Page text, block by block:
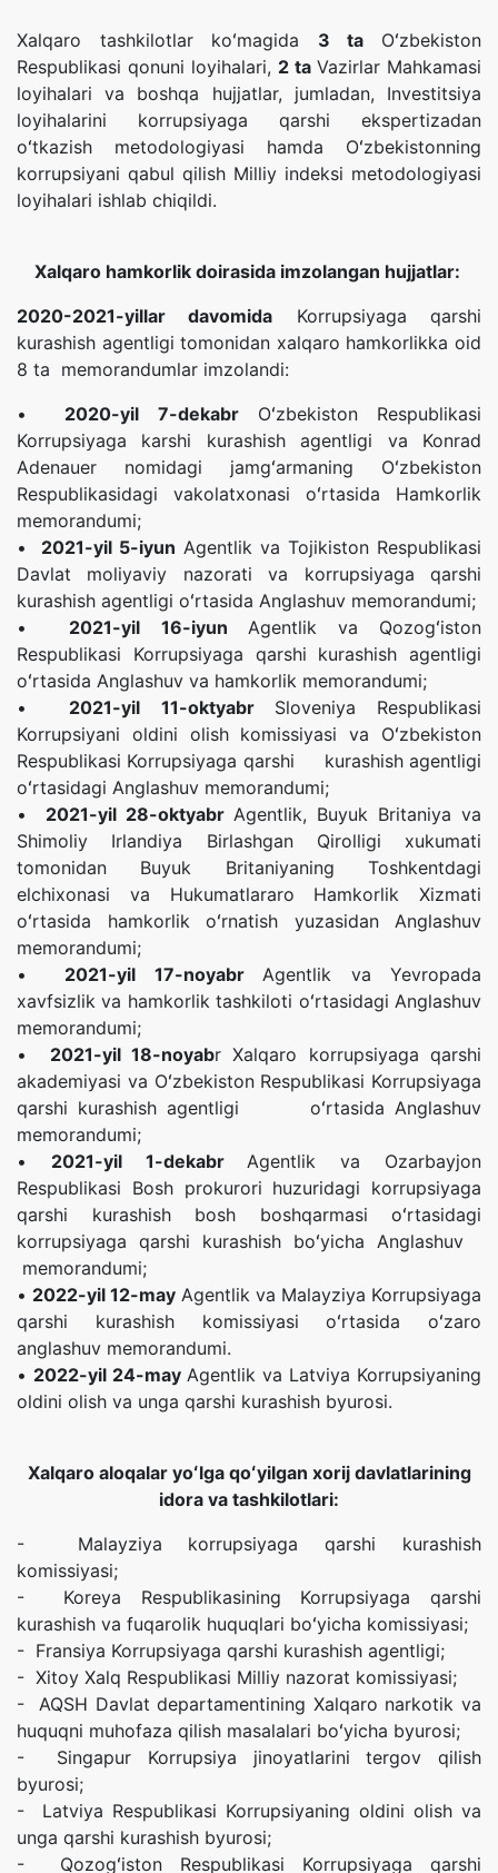
Xalqaro tashkilotlar koʻmagida 3 ta Oʻzbekiston
Respublikasi qonuni loyihalari, 2 ta Vazirlar Mahkamasi
loyihalari va boshqa hujjatlar, jumladan, Investitsiya
loyihalarini korrupsiyaga qarshi ekspertizadan
oʻtkazish metodologiyasi hamda Oʻzbekistonning
korrupsiyani qabul qilish Milliy indeksi metodologiyasi
loyihalari ishlab chiqildi.
Xalqaro hamkorlik doirasida imzolangan hujjatlar:
2020-2021-yillar davomida Korrupsiyaga qarshi
kurashish agentligi tomonidan xalqaro hamkorlikka oid
8 ta memorandumlar imzolandi:
• 2020-yil 7-dekabrOʻzbekiston Respublikasi
Korrupsiyaga karshi kurashish agentligi va Konrad
Adenauer nomidagi jamgʻarmaning Oʻzbekiston
Respublikasidagi vakolatxonasi oʻrtasida Hamkorlik
memorandumi;
•
2021-yil 5-iyun Agentlik va Tojikiston Respublikasi
Davlat moliyaviy nazorati va korrupsiyaga qarshi
kurashish agentligi oʻrtasida Anglashuv memorandumi;
• 2021-yil 16-iyun Agentlik va Qozogʻiston
Respublikasi Korrupsiyaga qarshi kurashish agentligi
oʻrtasida Anglashuv va hamkorlik memorandumi;
• 2021-yil 11-oktyabr Sloveniya Respublikasi
Korrupsiyani oldini olish komissiyasi va Oʻzbekiston
Respublikasi Korrupsiyaga qarshi kurashish agentligi
oʻrtasidagi Anglashuv memorandumi;
•
2021-yil 28-oktyabrAgentlik, Buyuk Britaniya va
Shimoliy Irlandiya Birlashgan Qirolligi xukumati
tomonidan Buyuk Britaniyaning Toshkentdagi
elchixonasi va Hukumatlararo Hamkorlik Xizmati
oʻrtasida hamkorlik oʻrnatish yuzasidan Anglashuv
memorandumi;
•
2021-yil 17-noyabr Agentlik va Yevropada
xavfsizlik va hamkorlik tashkiloti oʻrtasidagi Anglashuv
memorandumi;
• 2021-yil 18-noyabr Xalqaro korrupsiyaga qarshi
akademiyasi va Oʻzbekiston Respublikasi Korrupsiyaga
qarshi kurashish agentligi oʻrtasida Anglashuv
memorandumi;
• 2021-yil 1-dekabrAgentlik va Ozarbayjon
Respublikasi Bosh prokurori huzuridagi korrupsiyaga
qarshi kurashish bosh boshqarmasi oʻrtasidagi
korrupsiyaga qarshi kurashish boʻyicha Anglashuv
memorandumi;
• 2022-yil 12-may Agentlik va Malayziya Korrupsiyaga
qarshi kurashish komissiyasi oʻrtasida oʻzaro
anglashuv memorandumi.
• 2022-yil 24-may Agentlik va Latviya Korrupsiyaning
oldini olish va unga qarshi kurashish byurosi.
Xalqaro aloqalar yoʻlga qoʻyilgan xorij davlatlarining
idora va tashkilotlari:
- Malayziya korrupsiyaga qarshi kurashish
komissiyasi;
- Koreya Respublikasining Korrupsiyaga qarshi
kurashish va fuqarolik huquqlari boʻyicha komissiyasi;
- Fransiya Korrupsiyaga qarshi kurashish agentligi;
- Xitoy Xalq Respublikasi Milliy nazorat komissiyasi;
- AQSH Davlat departamentining Xalqaro narkotik va
huquqni muhofaza qilish masalalari boʻyicha byurosi;
- Singapur Korrupsiya jinoyatlarini tergov qilish
byurosi;
- Latviya Respublikasi Korrupsiyaning oldini olish va
unga qarshi kurashish byurosi;
- Qozogʻiston Respublikasi Korrupsiyaga qarshi